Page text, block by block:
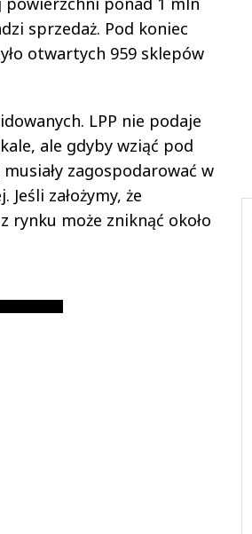
sprzedaż. Pod koniec
otwartych 959 sklepów
LPP nie podaje
ale gdyby wziąć pod
zagospodarować w
założymy, że
rynku może zniknąć około